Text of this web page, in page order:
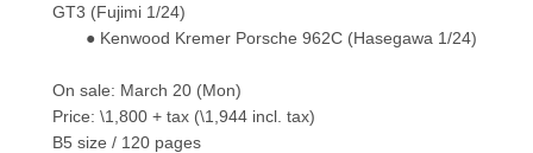
GT3 (Fujimi 1/24)
● Kenwood Kremer Porsche 962C (Hasegawa 1/24)
On sale: March 20 (Mon)
Price: \1,800 + tax (\1,944 incl. tax)
B5 size / 120 pages